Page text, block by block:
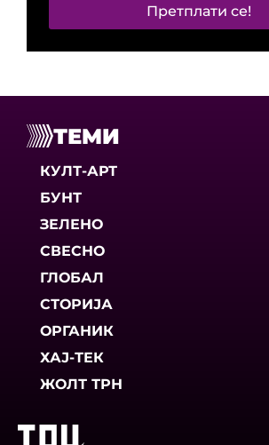
Претплати се!
ТЕМИ
КУЛТ-АРТ
БУНТ
ЗЕЛЕНО
СВЕСНО
ГЛОБАЛ
СТОРИЈА
ОРГАНИК
ХАЈ-ТЕК
ЖОЛТ ТРН